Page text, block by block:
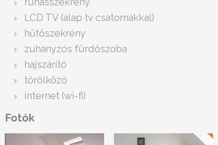
LCD TV (alap tv csatornákkal)
hűtőszekrény
zuhanyzós fürdőszoba
hajszárító
törölköző
internet (wi-fi)
Fotók